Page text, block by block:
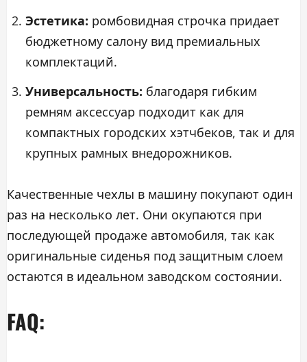
Эстетика: ромбовидная строчка придает
бюджетному салону вид премиальных
комплектаций.
Универсальность: благодаря гибким
ремням аксессуар подходит как для
компактных городских хэтчбеков, так и для
крупных рамных внедорожников.
Качественные чехлы в машину покупают один
раз на несколько лет. Они окупаются при
последующей продаже автомобиля, так как
оригинальные сиденья под защитным слоем
остаются в идеальном заводском состоянии.
FAQ: